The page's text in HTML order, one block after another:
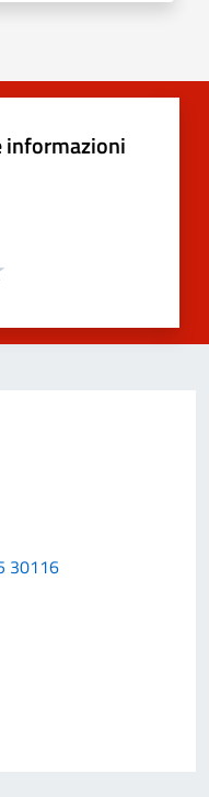
informazioni
30116